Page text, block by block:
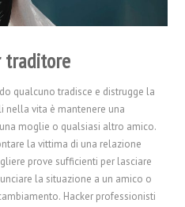
traditore
qualcuno tradisce e distrugge la
nella vita è mantenere una
moglie o qualsiasi altro amico.
la vittima di una relazione
prove sufficienti per lasciare
la situazione a un amico o
Hacker professionisti